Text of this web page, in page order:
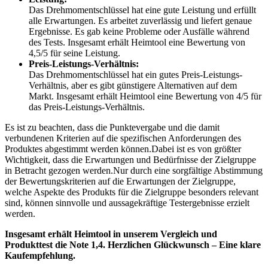
Das Drehmomentschlüssel hat eine gute Leistung und erfüllt
alle Erwartungen. Es arbeitet zuverlässig und liefert genaue
Ergebnisse. Es gab keine Probleme oder Ausfälle während
des Tests. Insgesamt erhält Heimtool eine Bewertung von
4,5/5 für seine Leistung.
Preis-Leistungs-Verhältnis:
Das Drehmomentschlüssel hat ein gutes Preis-Leistungs-
Verhältnis, aber es gibt günstigere Alternativen auf dem
Markt. Insgesamt erhält Heimtool eine Bewertung von 4/5 für
das Preis-Leistungs-Verhältnis.
Es ist zu beachten, dass die Punktevergabe und die damit
verbundenen Kriterien auf die spezifischen Anforderungen des
Produktes abgestimmt werden können.Dabei ist es von größter
Wichtigkeit, dass die Erwartungen und Bedürfnisse der Zielgruppe
in Betracht gezogen werden.Nur durch eine sorgfältige Abstimmung
der Bewertungskriterien auf die Erwartungen der Zielgruppe,
welche Aspekte des Produkts für die Zielgruppe besonders relevant
sind, können sinnvolle und aussagekräftige Testergebnisse erzielt
werden.
Insgesamt erhält Heimtool in unserem Vergleich und
Produkttest die Note 1,4. Herzlichen Glückwunsch – Eine klare
Kaufempfehlung.